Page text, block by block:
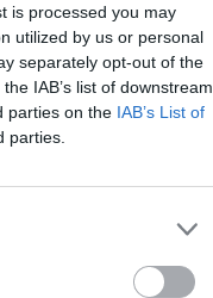
is processed you may
utilized by us or personal
separately opt-out of the
IAB’s list of downstream
parties on the IAB’s List of
parties.